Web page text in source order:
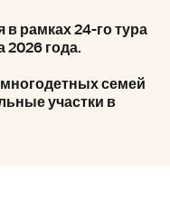
в рамках 24-го тура
2026 года.
многодетных семей
участки в